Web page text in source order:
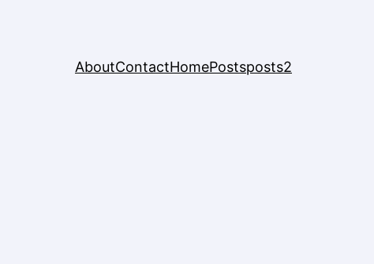
AboutContactHomePostsposts2